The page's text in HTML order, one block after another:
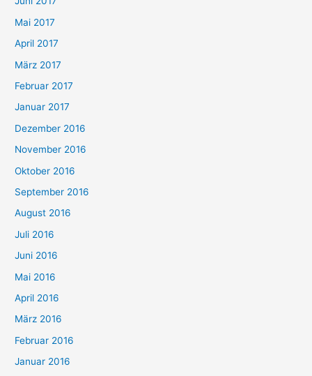
Mai 2017
April 2017
März 2017
Februar 2017
Januar 2017
Dezember 2016
November 2016
Oktober 2016
September 2016
August 2016
Juli 2016
Juni 2016
Mai 2016
April 2016
März 2016
Februar 2016
Januar 2016